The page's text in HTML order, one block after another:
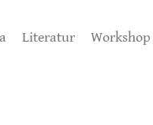
Literatur Workshop